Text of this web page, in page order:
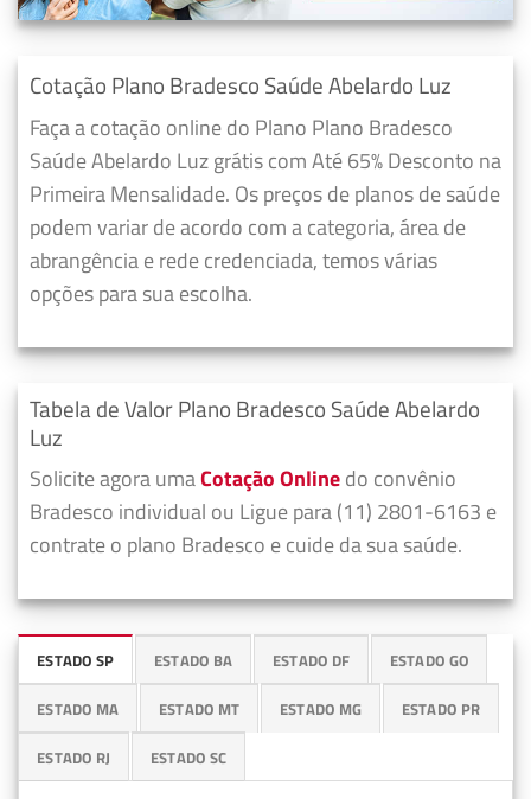
Cotação Plano Bradesco Saúde Abelardo Luz
Faça a cotação online do Plano Plano Bradesco
Saúde Abelardo Luz grátis com Até 65% Desconto na
Primeira Mensalidade. Os preços de planos de saúde
podem variar de acordo com a categoria, área de
abrangência e rede credenciada, temos várias
opções para sua escolha.
Tabela de Valor Plano Bradesco Saúde Abelardo
Luz
Solicite agora umaCotação Onlinedo convênio
Bradesco individual ou Ligue para (11) 2801-6163 e
contrate o plano Bradesco e cuide da sua saúde.
ESTADO SP ESTADO BA ESTADO DF ESTADO GO
ESTADO MA ESTADO MT ESTADO MG ESTADO PR
ESTADO RJ ESTADO SC